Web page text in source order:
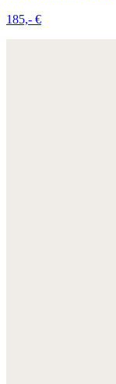
185,- €